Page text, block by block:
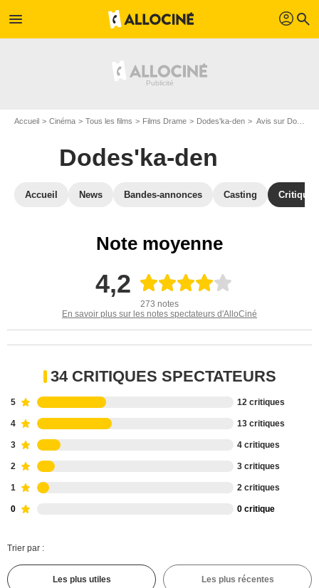
menu profil search
Accueil Cinéma Tous les films Films Drame Dodes'ka-den Avis sur Dodes'ka-den
Dodes'ka-den
Accueil News Bandes-annonces Casting
Note moyenne
4,2
273 notes
En savoir plus sur les notes spectateurs d'AlloCiné
34 CRITIQUES SPECTATEURS
5 12 critiques
4 13 critiques
3 4 critiques
2 3 critiques
1 2 critiques
0 0 critique
Trier par :
Les plus utiles Les plus récentes